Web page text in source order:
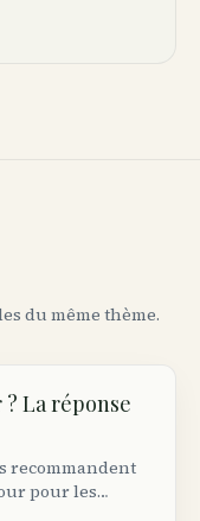
du même thème.
La réponse
recommandent
pour les